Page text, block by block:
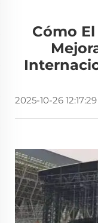
Cómo
2025-10-26 12:17:29